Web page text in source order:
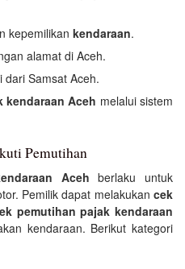
kepemilikan kendaraan.
alamat di Aceh.
Samsat Aceh.
kendaraan Aceh melalui sistem
Pemutihan
Aceh berlaku untuk
Pemilik dapat melakukan cek
pemutihan pajak kendaraan
kendaraan. Berikut kategori